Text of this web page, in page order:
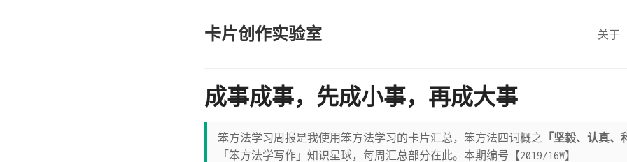
卡片创作实验室 关于
成事成事，先成小事，再成大事
笨方法学习周报是我使用笨方法学习的卡片汇总，笨方法四词概之 「坚毅、认真、
「笨方法学写作」知识星球，每周汇总部分在此。本期编号【2019/16W】